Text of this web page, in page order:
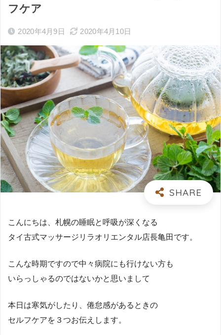
フケア
2020年4月9日 2020年4月10日
こんにちは、札幌の睡眠と呼吸が深くなる
タイ古式マッサージリラオリエンタル店長亀田です。
こんな時期ですので中々病院にも行けない方も
いらっしゃるのではないかと思いまして
本日は寒気がしたり、倦怠感があるときの
セルフケアを３つお伝えします。